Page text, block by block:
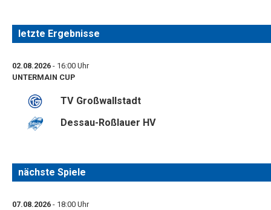
letzte Ergebnisse
02.08.2026 - 16:00 Uhr
UNTERMAIN CUP
TV Großwallstadt
Dessau-Roßlauer HV
nächste Spiele
07.08.2026 - 18:00 Uhr